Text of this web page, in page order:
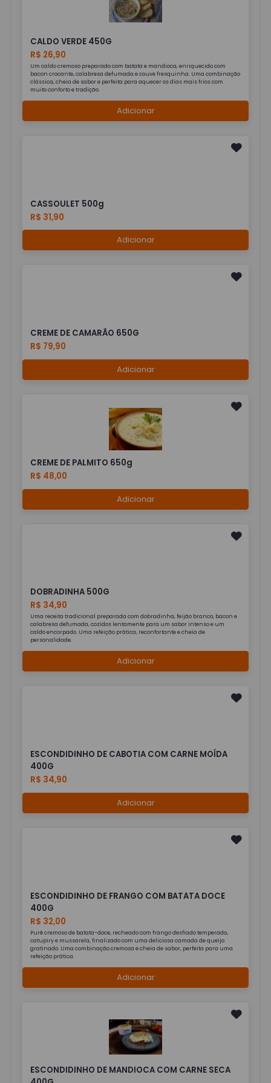
CALDO VERDE 450G
R$ 26,90
Um caldo cremoso preparado com batata e mandioca, enriquecido com
bacon crocante, calabresa defumada e couve fresquinha. Uma combinação
clássica, cheia de sabor e perfeita para aquecer os dias mais frios com
muito conforto e tradição.
Adicionar
CASSOULET 500g
R$ 31,90
Adicionar
CREME DE CAMARÃO 650G
R$ 79,90
Adicionar
CREME DE PALMITO 650g
R$ 48,00
Adicionar
DOBRADINHA 500G
R$ 34,90
Uma receita tradicional preparada com dobradinha, feijão branco, bacon e
calabresa defumada, cozidos lentamente para um sabor intenso e um
caldo encorpado. Uma refeição prática, reconfortante e cheia de
personalidade.
Adicionar
ESCONDIDINHO DE CABOTIA COM CARNE MOÍDA
400G
R$ 34,90
Adicionar
ESCONDIDINHO DE FRANGO COM BATATA DOCE
400G
R$ 32,00
Purê cremoso de batata-doce, recheado com frango desfiado temperado,
catupiry e mussarela, finalizado com uma deliciosa camada de queijo
gratinado. Uma combinação cremosa e cheia de sabor, perfeita para uma
refeição prática.
Adicionar
ESCONDIDINHO DE MANDIOCA COM CARNE SECA